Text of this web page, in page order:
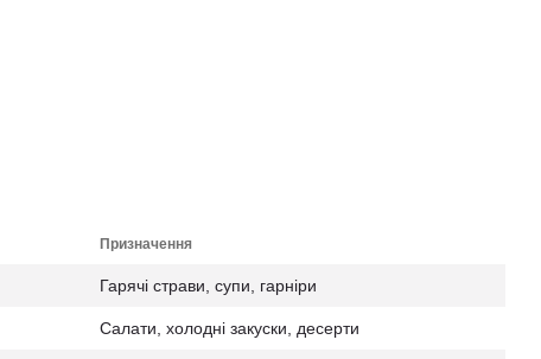
Призначення
Гарячі страви, супи, гарніри
Салати, холодні закуски, десерти